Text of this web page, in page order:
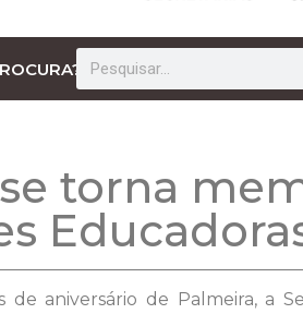
torna
de aniversário de Palmeira, a